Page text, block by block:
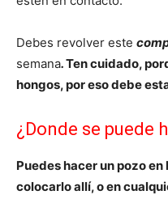
Debes revolver este
semana.Ten cuidado,
hongos, por eso debe
¿Donde se puede
Puedes hacer un pozo
colocarlo allí, o en